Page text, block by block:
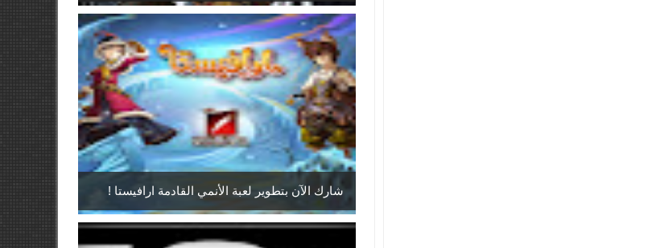
شارك الآن بتطوير لعبة الأنمي القادمة ارافيستا !